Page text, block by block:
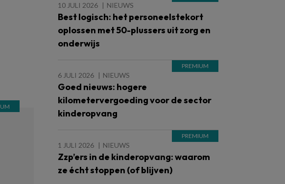
10 JULI 2026 NIEUWS
Best logisch: het personeelstekort
oplossen met 50-plussers uit zorg en
onderwijs
6 JULI 2026 NIEUWS
Goed nieuws: hogere
kilometervergoeding voor de sector
kinderopvang
1 JULI 2026 NIEUWS
Zzp’ers in de kinderopvang: waarom
ze écht stoppen (of blijven)